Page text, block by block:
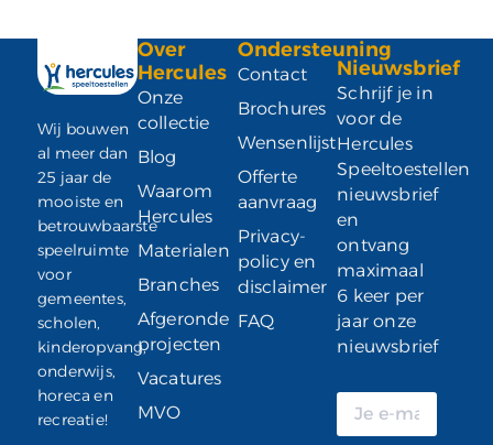
Wij bouwen
al meer dan
25 jaar de
mooiste en
betrouwbaarste
speelruimte
voor
gemeentes,
scholen,
kinderopvang,
onderwijs,
horeca en
recreatie!
Over
Hercules
Onze
collectie
Blog
Waarom
Hercules
Materialen
Branches
Afgeronde
projecten
Vacatures
MVO
Ondersteuning
Contact
Brochures
Wensenlijst
Offerte
aanvraag
Privacy-
policy en
disclaimer
FAQ
Nieuwsbrief
Schrijf je in
voor de
Hercules
Speeltoestellen
nieuwsbrief
en
ontvang
maximaal
6 keer per
jaar onze
nieuwsbrief